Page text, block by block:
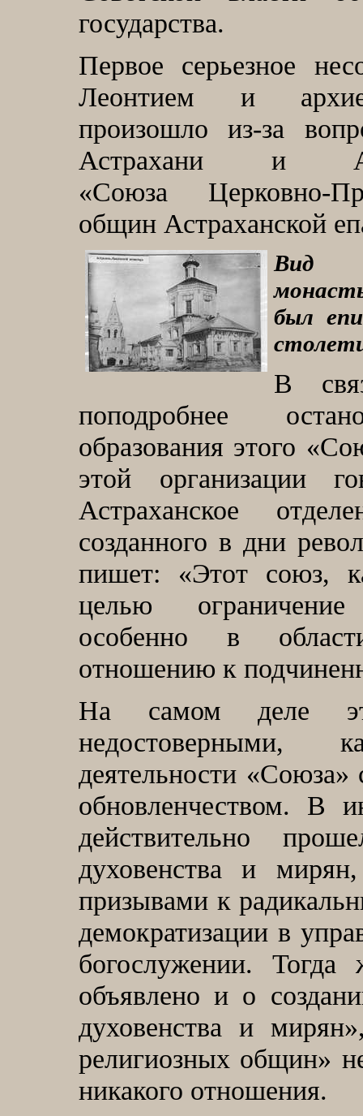
государства.
Первое серьезное
Леонтием и
произошло из-за
Астрахани и
«Союза Церковно-
общин Астраханской
Вид
был
В
поподробнее
образования этого
этой организации
Астраханское
созданного в дни
пишет: «Этот союз,
целью
особенно в
отношению к
На самом деле
недостоверными,
деятельности
обновленчеством. В
действительно
духовенства и
призывами к
демократизации в
богослужении.
объявлено и о
духовенства и мирян»
религиозных общин»
никакого отношения.